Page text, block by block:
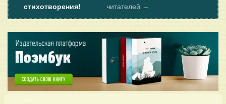
стихотворения!
читателей →